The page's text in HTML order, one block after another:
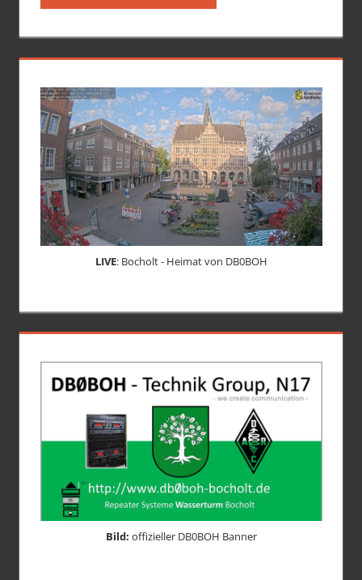
LIVE: Bocholt - Heimat von DB0BOH
Bild: offizieller DB0BOH Banner